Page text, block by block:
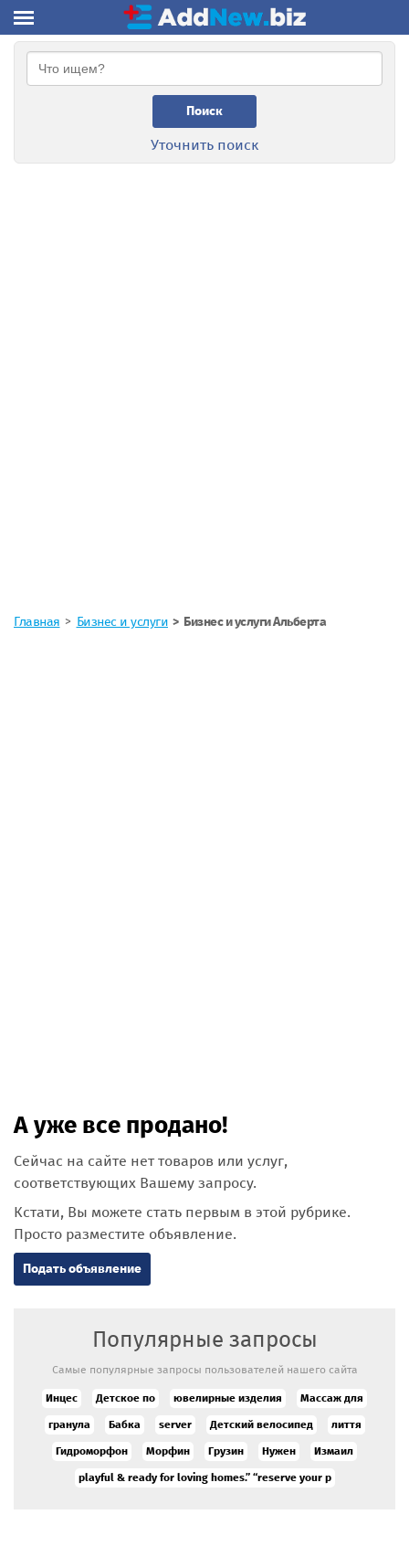
Поиск
Уточнить поиск
Главная Бизнес и услуги Бизнес и услуги Альберта
А уже все продано!
Сейчас на сайте нет товаров или услуг,
соответствующих Вашему запросу.
Кстати, Вы можете стать первым в этой рубрике.
Просто разместите объявление.
Подать объявление
Популярные запросы
Самые популярные запросы пользователей нашего сайта
Инцес Детское по ювелирные изделия Массаж для
гранула Бабка server Детский велосипед лиття
Гидроморфон Морфин Грузин Нужен Измаил
playful & ready for loving homes.” “reserve your p